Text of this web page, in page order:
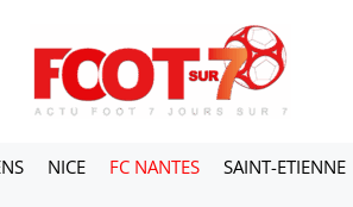
NICE FC NANTES SAINT-ETIENNE